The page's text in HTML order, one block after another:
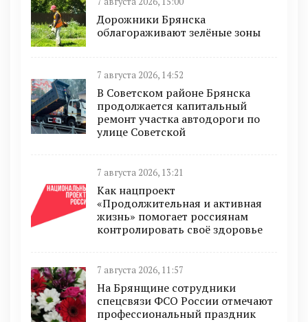
Дорожники Брянска
облагораживают зелёные зоны
7 августа 2026, 14:52
В Советском районе Брянска
продолжается капитальный
ремонт участка автодороги по
улице Советской
7 августа 2026, 13:21
Как нацпроект
«Продолжительная и активная
жизнь» помогает россиянам
контролировать своё здоровье
7 августа 2026, 11:57
На Брянщине сотрудники
спецсвязи ФСО России отмечают
профессиональный праздник